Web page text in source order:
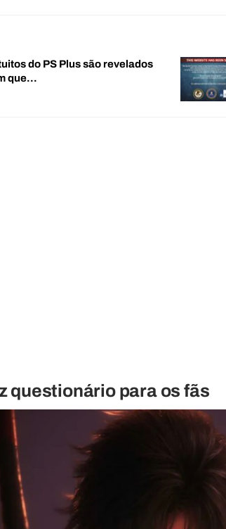
do PS Plus são revelados
que…
questionário para os fãs